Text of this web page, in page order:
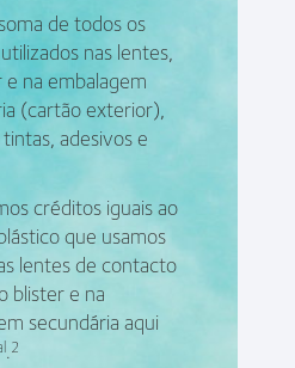
de todos os
nas lentes,
na embalagem
(cartão exterior),
adesivos e
créditos iguais ao
que usamos
lentes de contacto
blister e na
secundária aqui
.2